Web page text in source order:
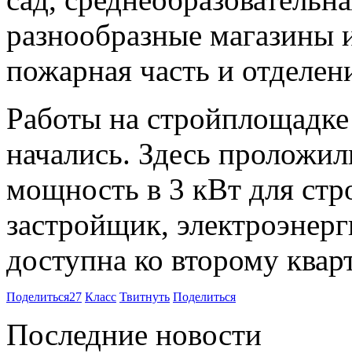
разнообразные магазины
пожарная часть и
Работы на
начались. Здесь
мощность в 3 кВт для
застройщик,
доступна ко второму
Поделиться27 Класс Твитнуть Поделиться
Последние новости